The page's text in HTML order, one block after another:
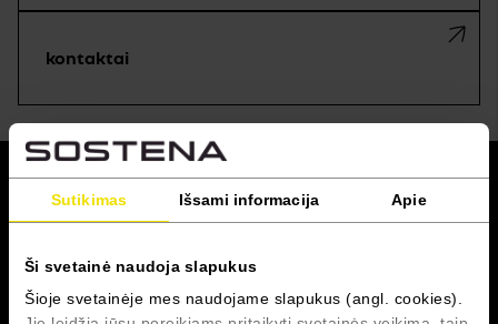
Sutikimas Išsami informacija Apie
Ši svetainė naudoja slapukus
Šioje svetainėje mes naudojame slapukus (angl. cookies).
kontaktai
grįžti į viršų
RENAULT PRO+
Servisas